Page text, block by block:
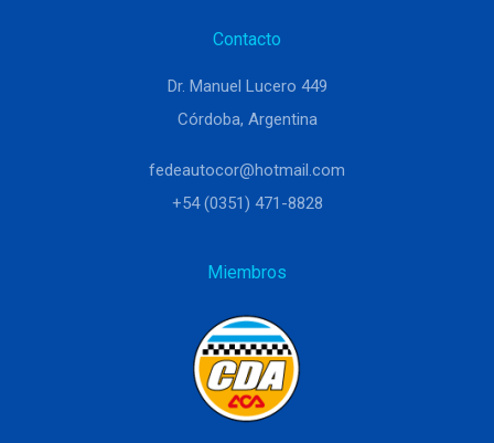
Contacto
Dr. Manuel Lucero 449
Córdoba, Argentina
fedeautocor@hotmail.com
+54 (0351) 471-8828
Miembros